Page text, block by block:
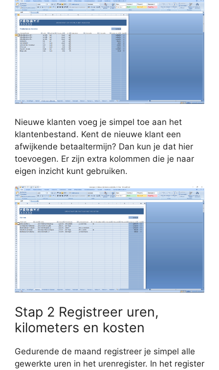
Nieuwe klanten voeg je simpel toe aan het
klantenbestand. Kent de nieuwe klant een
afwijkende betaaltermijn? Dan kun je dat hier
toevoegen. Er zijn extra kolommen die je naar
eigen inzicht kunt gebruiken.
Stap 2 Registreer uren,
kilometers en kosten
Gedurende de maand registreer je simpel alle
gewerkte uren in het urenregister. In het register